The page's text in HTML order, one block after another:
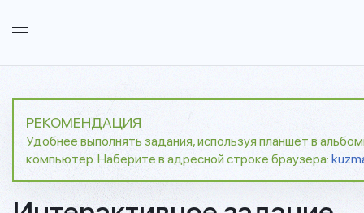
РЕКОМЕНДАЦИЯ
Удобнее выполнять задания, используя планшет в
компьютер. Наберите в адресной строке браузера: